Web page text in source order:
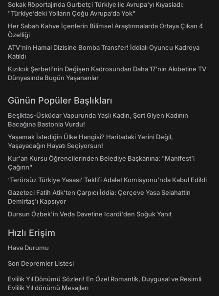
Sokak Röportajında Gurbetçi Türkiye ile Avrupa'yı Kıyasladı:
"Türkiye’deki Yolların Çoğu Avrupa’da Yok"
Her Sabah Kahve İçenlerin Bilimsel Araştırmalarda Ortaya Çıkan 4
Özelliği
ATV'nin Hamal Dizisine Bomba Transfer! İddialı Oyuncu Kadroya
Katıldı
Kızılcık Şerbeti'nin Değişen Kadrosundan Daha 17'nin Akıbetine TV
Dünyasında Bugün Yaşananlar
Günün Popüler Başlıkları
Beşiktaş-Üsküdar Vapurunda Yaşlı Kadın, Şort Giyen Kadının
Bacağına Bastonla Vurdu!
Yaşamak İstediğin Ülke Hangisi? Haritadaki Yerini Değil,
Yaşayacağın Hayatı Seçiyorsun!
Kur'an Kursu Öğrencilerinden Belediye Başkanına: "Manifest’i
Çağırın"
‘Terörsüz Türkiye Yasası’ Teklifi Adalet Komisyonu'nda Kabul Edildi
Gazeteci Fatih Atik'ten Çarpıcı İddia: Çerçeve Yasa Selahattin
Demirtaş'ı Kapsıyor
Dursun Özbek'in Veda Davetine Icardi'den Soğuk Yanıt
Hızlı Erişim
Hava Durumu
Son Depremler Listesi
Evlilik Yıl Dönümü Sözleri! En Özel Romantik, Duygusal ve Resimli
Evlilik Yıl dönümü Mesajları